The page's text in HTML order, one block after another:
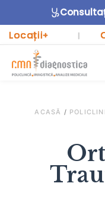
Locații+ |
ACASĂ /